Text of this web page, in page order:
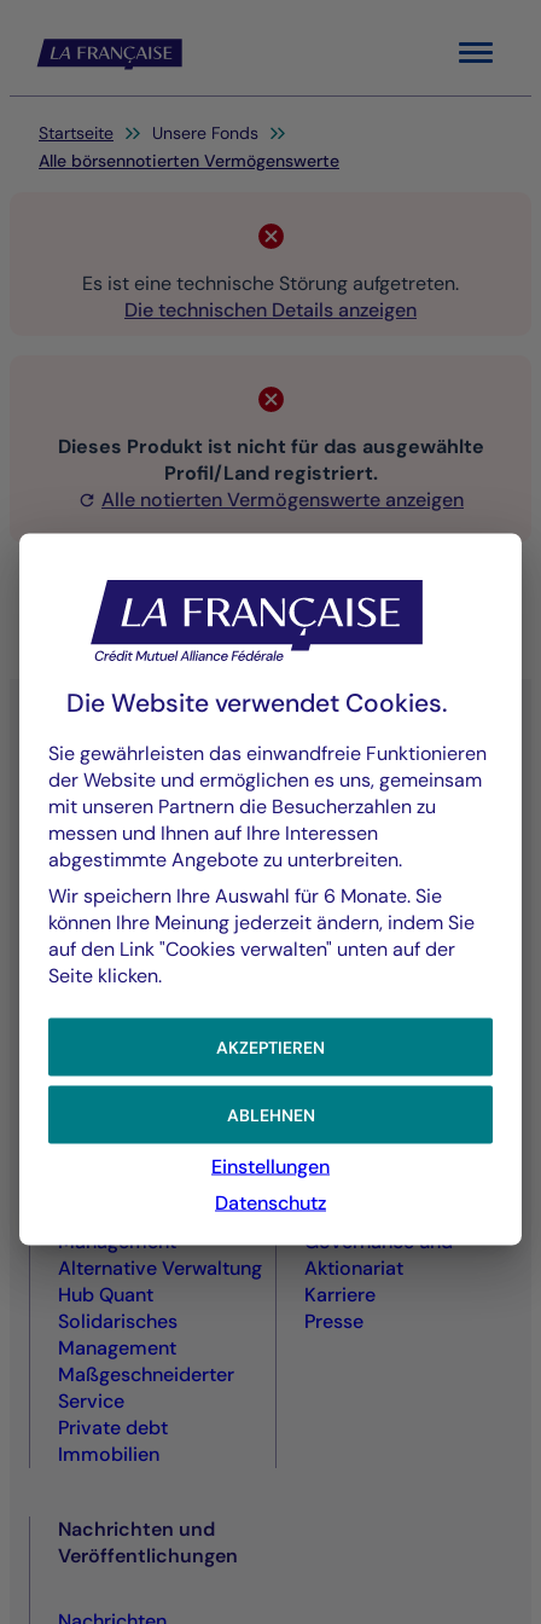
Menu
Sie befinden sich hier:
Startseite
Unsere Fonds
Alle börsennotierten Vermögenswerte
Es ist eine technische Störung aufgetreten.
Die technischen Details anzeigen
Dieses Produkt ist nicht für das ausgewählte
Profil/Land registriert.
Alle notierten Vermögenswerte anzeigen
YouTube - La Française
LinkedIn - La Française
X (Twitter) - La Française
Kontakte
Kontaktieren Sie uns
Unsere Fonds
Unsere Expertise
Management
Alternative Verwaltung
Hub Quant
Solidarisches
Management
Maßgeschneiderter
Service
Private debt
Immobilien
Die Gruppe
UEin Engagierter und
bewusster Akteur
Governance und
Aktionariat
Karriere
Presse
Nachrichten und
Veröffentlichungen
Die Website verwendet Cookies.
Sie gewährleisten das einwandfreie Funktionieren
der Website und ermöglichen es uns, gemeinsam
mit unseren Partnern die Besucherzahlen zu
messen und Ihnen auf Ihre Interessen
abgestimmte Angebote zu unterbreiten.
Wir speichern Ihre Auswahl für 6 Monate. Sie
können Ihre Meinung jederzeit ändern, indem Sie
auf den Link "Cookies verwalten" unten auf der
Seite klicken.
AKZEPTIEREN
ABLEHNEN
Einstellungen
Datenschutz